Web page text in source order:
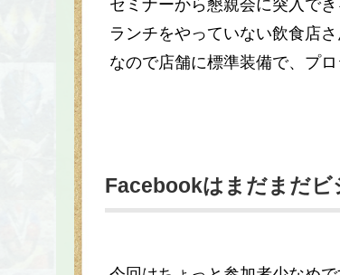
セミナーから懇親会に突入で
ランチをやっていない飲食店
なので店舗に標準装備で、プ
Facebookはまだまだビ